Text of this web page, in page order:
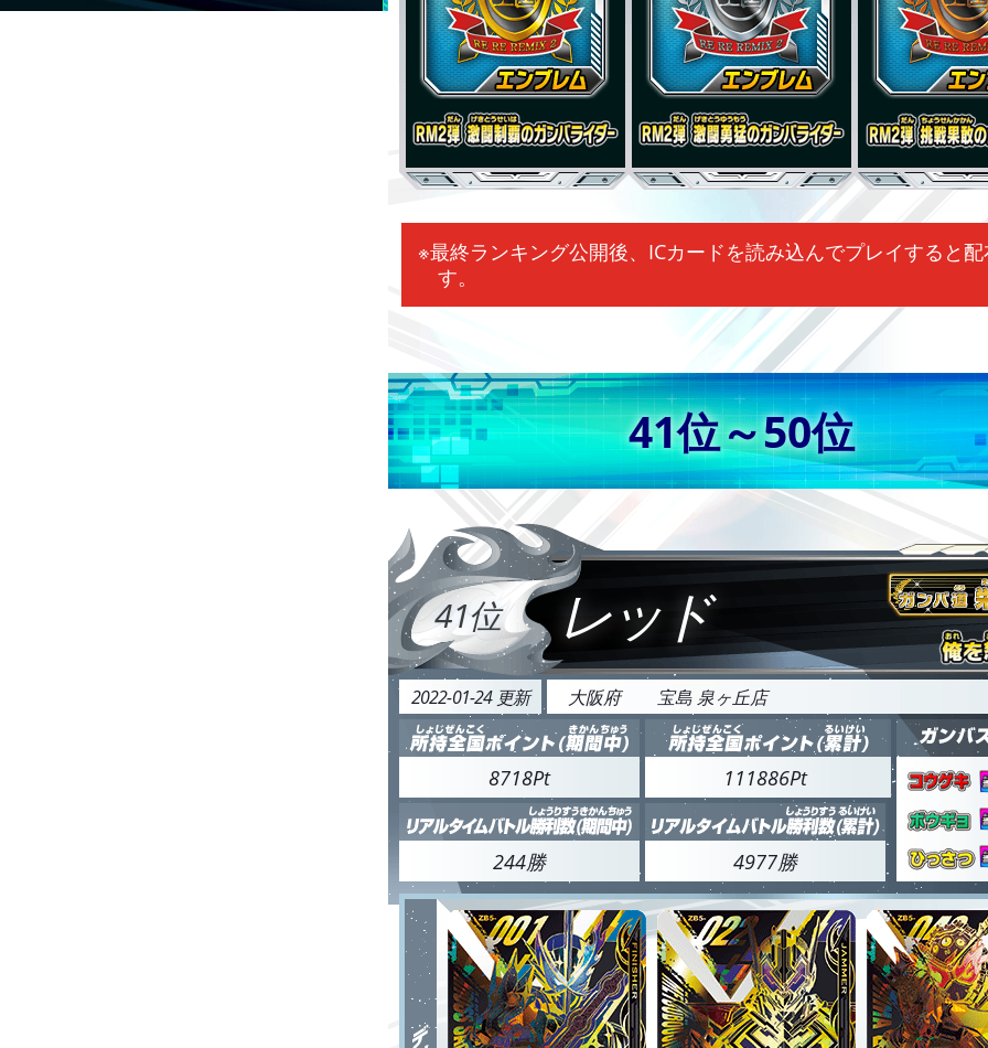
※最終ランキング公開後、ICカードを読み込んでプレイすると
す。
41位～50位
41位 レッド
2022-01-24 更新 大阪府 宝島 泉ヶ丘店
8718Pt 111886Pt
244勝 4977勝